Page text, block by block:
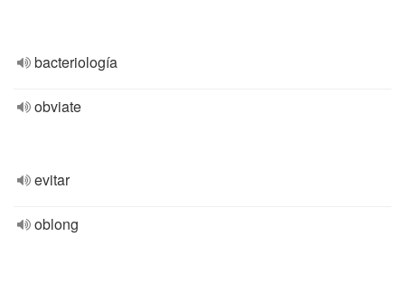
bacteriología
obviate
evitar
oblong